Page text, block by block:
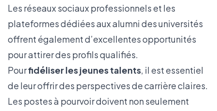
Les réseaux sociaux professionnels et les
plateformes dédiées aux alumni des universités
offrent également d’excellentes opportunités
pour attirer des profils qualifiés.
Pourfidéliser les jeunes talents, il est essentiel
de leur offrir des perspectives de carrière claires.
Les postes à pourvoir doivent non seulement